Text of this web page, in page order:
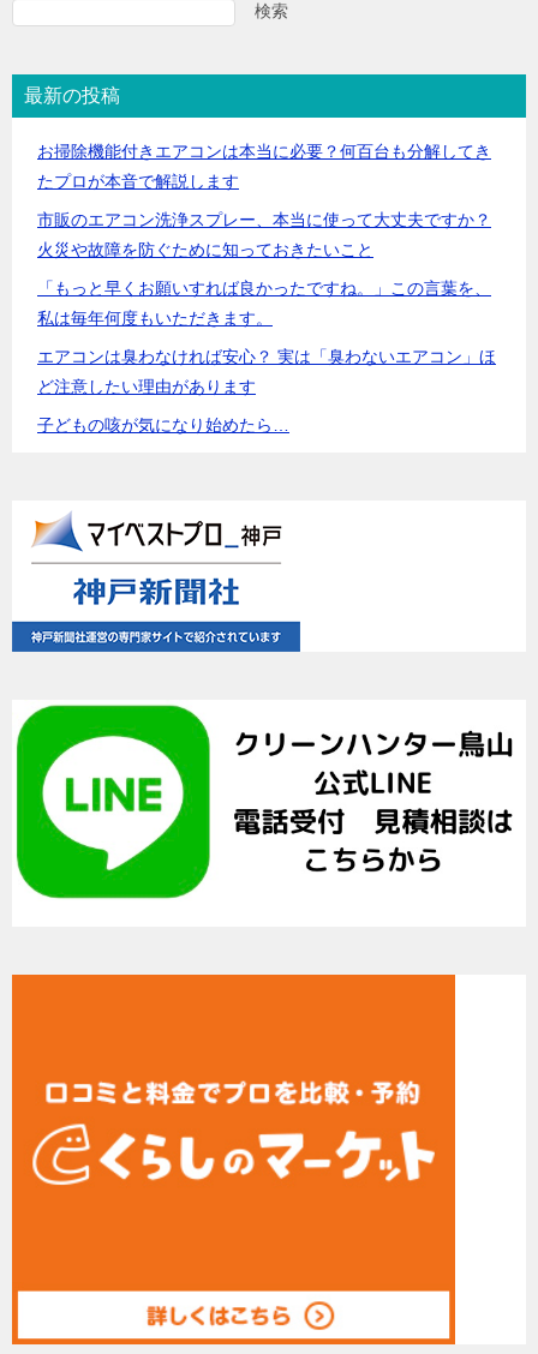
検索
最新の投稿
お掃除機能付きエアコンは本当に必要？何百台も分解してき
たプロが本音で解説します
市販のエアコン洗浄スプレー、本当に使って大丈夫ですか？
火災や故障を防ぐために知っておきたいこと
「もっと早くお願いすれば良かったですね。」この言葉を、
私は毎年何度もいただきます。
エアコンは臭わなければ安心？ 実は「臭わないエアコン」ほ
ど注意したい理由があります
子どもの咳が気になり始めたら…